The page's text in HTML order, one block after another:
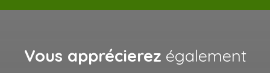
Vous apprécierez également